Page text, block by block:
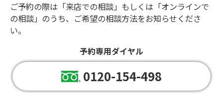
ご予約の際は「来店での相談」もしくは「オンラインで
の相談」のうち、ご希望の相談方法をお知らせくださ
い。
予約専用ダイヤル
0120-154-498